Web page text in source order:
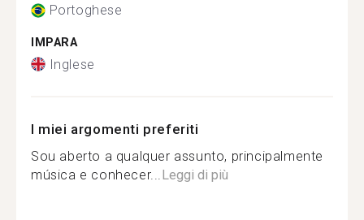
Portoghese
IMPARA
Inglese
I miei argomenti preferiti
Sou aberto a qualquer assunto, principalmente
música e conhecer... Leggi di più